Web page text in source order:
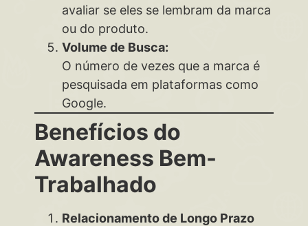
avaliar se eles se lembram da marca
ou do produto.
Volume de Busca:
O número de vezes que a marca é
pesquisada em plataformas como
Google.
Benefícios do
Awareness Bem-
Trabalhado
Relacionamento de Longo Prazo